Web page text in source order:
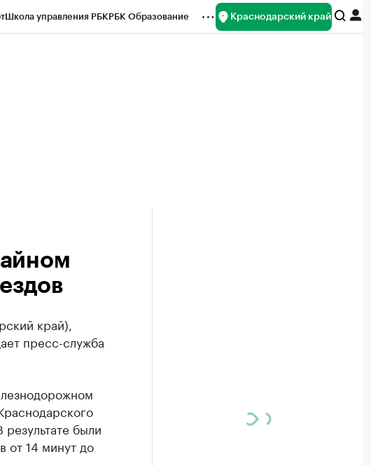
Школа управления РБКРБК Образование Краснодарский край
край),
пресс-служба
были
от 14 минут до